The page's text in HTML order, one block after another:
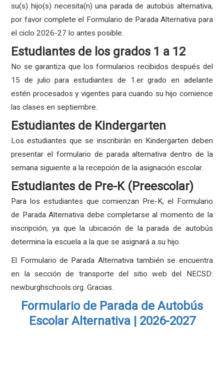
su(s) hijo(s) necesita(n) una parada de autobús alternativa,
por favor complete el Formulario de Parada Alternativa para
el ciclo 2026-27 lo antes posible.
Estudiantes de los grados 1 a 12
No se garantiza que los formularios recibidos después del
15 de julio para estudiantes de 1.er grado en adelante
estén procesados ​​y vigentes para cuando su hijo comience
las clases en septiembre.
Estudiantes de Kindergarten
Los estudiantes que se inscribirán en Kindergarten deben
presentar el formulario de parada alternativa dentro de la
semana siguiente a la recepción de la asignación escolar.
Estudiantes de Pre-K (Preescolar)
Para los estudiantes que comienzan Pre-K, el Formulario
de Parada Alternativa debe completarse al momento de la
inscripción, ya que la ubicación de la parada de autobús
determina la escuela a la que se asignará a su hijo.
El Formulario de Parada Alternativa también se encuentra
en la sección de transporte del sitio web del NECSD:
newburghschools.org. Gracias.
Formulario de Parada de Autobús
Escolar Alternativa | 2026-2027